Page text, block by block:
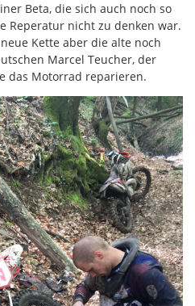
Beta, die sich auch noch so
Reperatur nicht zu denken war.
Kette aber die alte noch
Marcel Teucher, der
das Motorrad reparieren.